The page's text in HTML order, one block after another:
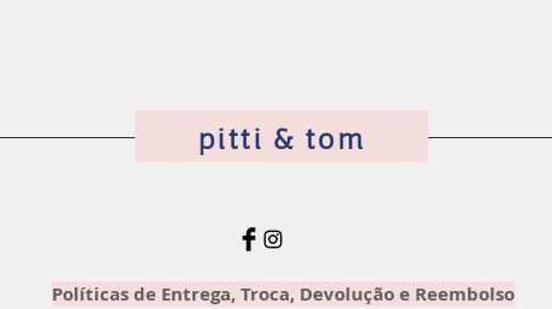
pitti & tom
Políticas de Entrega, Troca, Devolução e Reembolso